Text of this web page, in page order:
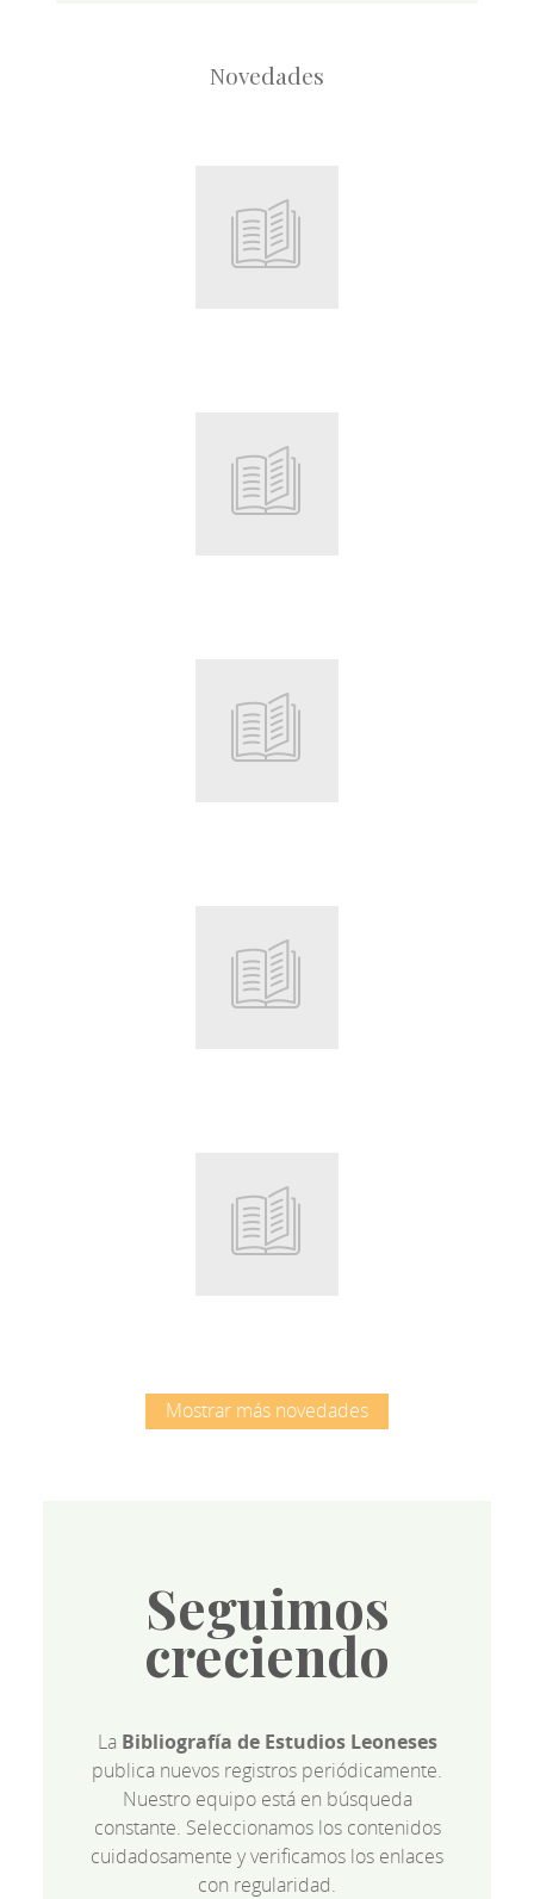
Novedades
Root
Root
Root
Root
Root
Mostrar más novedades
Seguimos
creciendo
La Bibliografía de Estudios Leoneses
publica nuevos registros periódicamente.
Nuestro equipo está en búsqueda
constante. Seleccionamos los contenidos
cuidadosamente y verificamos los enlaces
con regularidad.